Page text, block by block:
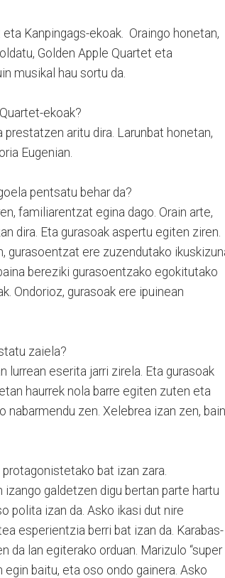
Kanpingags-ekoak. Oraingo honetan,
Golden Apple Quartet eta
musikal hau sortu da.
ekoak?
prestatzen aritu dira. Larunbat honetan,
Eugenian.
pentsatu behar da?
familiarentzat egina dago. Orain arte,
dira. Eta gurasoak aspertu egiten ziren.
gurasoentzat ere zuzendutako
bereziki gurasoentzako egokitutako
Ondorioz, gurasoak ere ipuinean
zaiela?
lurrean eserita jarri zirela. Eta gurasoak
haurrek nola barre egiten zuten eta
zen. Xelebrea izan zen,
bat izan zara.
izango galdetzen digu bertan parte hartu
polita izan da. Asko ikasi dut nire
esperientzia berri bat izan da. Karabas-
da lan egiterako orduan. Marizulo “super
baitu, eta oso ondo gainera. Asko